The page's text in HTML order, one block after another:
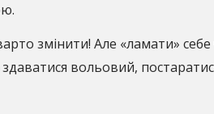
змінити! Але «ламати»
вольовий,